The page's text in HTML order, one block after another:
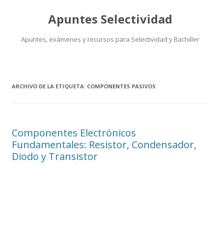
Apuntes Selectividad
Apuntes, exámenes y recursos para Selectividad y Bachiller
ARCHIVO DE LA ETIQUETA: COMPONENTES PASIVOS
Componentes Electrónicos
Fundamentales: Resistor, Condensador,
Diodo y Transistor